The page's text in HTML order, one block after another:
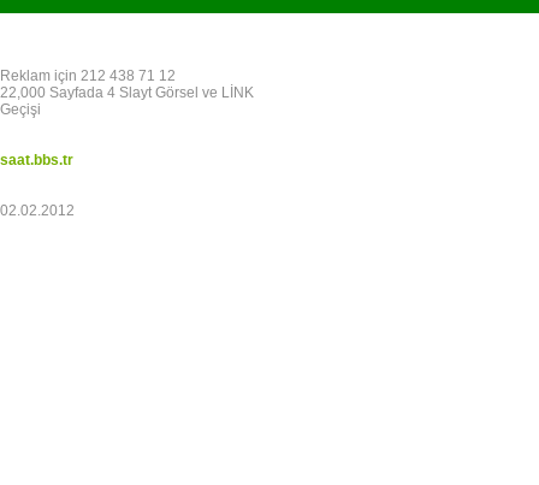
Reklam için 212 438 71 12
22,000 Sayfada 4 Slayt Görsel ve LİNK
Geçişi
saat.bbs.tr
02.02.2012